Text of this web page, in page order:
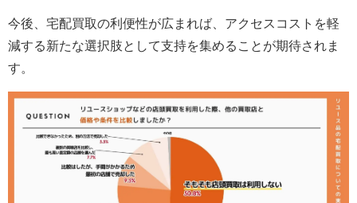
今後、宅配買取の利便性が広まれば、アクセスコストを軽
減する新たな選択肢として支持を集めることが期待されま
す。